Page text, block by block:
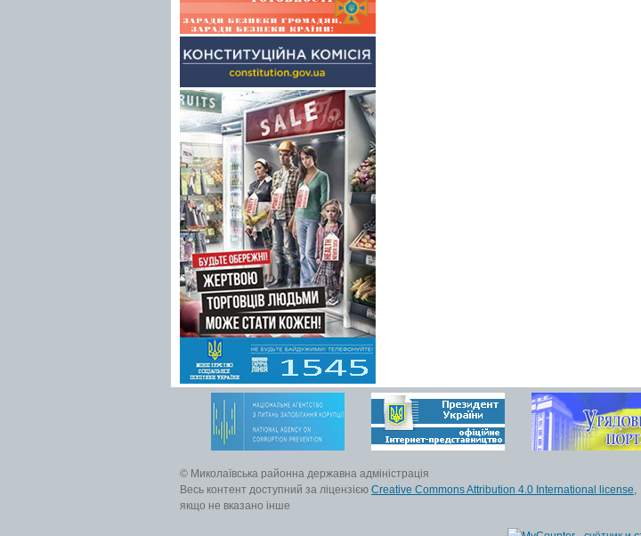
© Миколаївська районна державна адміністрація
Весь контент доступний за ліцензією Creative Commons Attribution 4.0 International license,
якщо не вказано інше